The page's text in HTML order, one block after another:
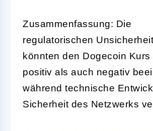
Zusammenfassung: Die
regulatorischen
könnten den Dogecoin Kurs
positiv als auch negativ
während technische
Sicherheit des Netzwerks